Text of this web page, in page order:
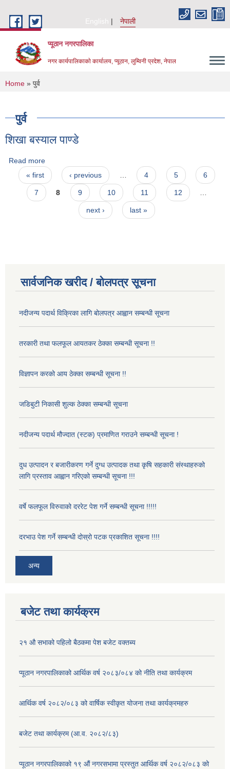
English
नेपाली
प्यूठान नगरपालिका
नगर कार्यपालिकाकाे कार्यालय, प्यूठान, लुम्विनी प्रदेश, नेपाल
You are here
Home » पुर्व
पुर्व
शिखा बस्याल पाण्डे
Read more
Pages
« first ‹ previous … 4 5 6
7 8 9 10 11 12 …
next › last »
सार्वजनिक खरीद / बोलपत्र सूचना
नदीजन्य पदार्थ विक्रिका लागि बोलपत्र आह्वान सम्बन्धी सूचना
तरकारी तथा फलफूल आयतकर ठेक्का सम्बन्धी सूचना !!
विज्ञापन करको आय ठेक्का सम्बन्धी सूचना !!
जडिबुटी निकासी शुल्क ठेक्का सम्बन्धी सूचना
नदीजन्य पदार्थ मौज्दात (स्टक) प्रमाणित गराउने सम्बन्धी सूचना !
दुध उत्पादन र बजारीकरण गर्ने दुग्ध उत्पादक तथा कृषि सहकारी संस्थाहरुको
लागि प्रस्ताव आह्वान गरिएको सम्बन्धी सूचना !!!
वर्षे फलफूल विरुवाको दररेट पेश गर्ने सम्बन्धी सूचना !!!!!
दरभाउ पेश गर्ने सम्बन्धी दोस्रो पटक प्रकाशित सूचना !!!!
अन्य
बजेट तथा कार्यक्रम
२१ औ सभाको पहिलो बैठकमा पेश बजेट वक्तब्य
प्यूठान नगरपालिकाको आर्थिक वर्ष २०८३/०८४ को नीति तथा कार्यक्रम
आर्थिक वर्ष २०८२/०८३ को वार्षिक स्वीकृत योजना तथा कार्यक्रमहरु
बजेट तथा कार्यक्रम (आ.व. २०८२/८३)
प्यूठान नगरपालिकाको १९ औं नगरसभामा प्रस्तुत आर्थिक वर्ष २०८२/०८३ को